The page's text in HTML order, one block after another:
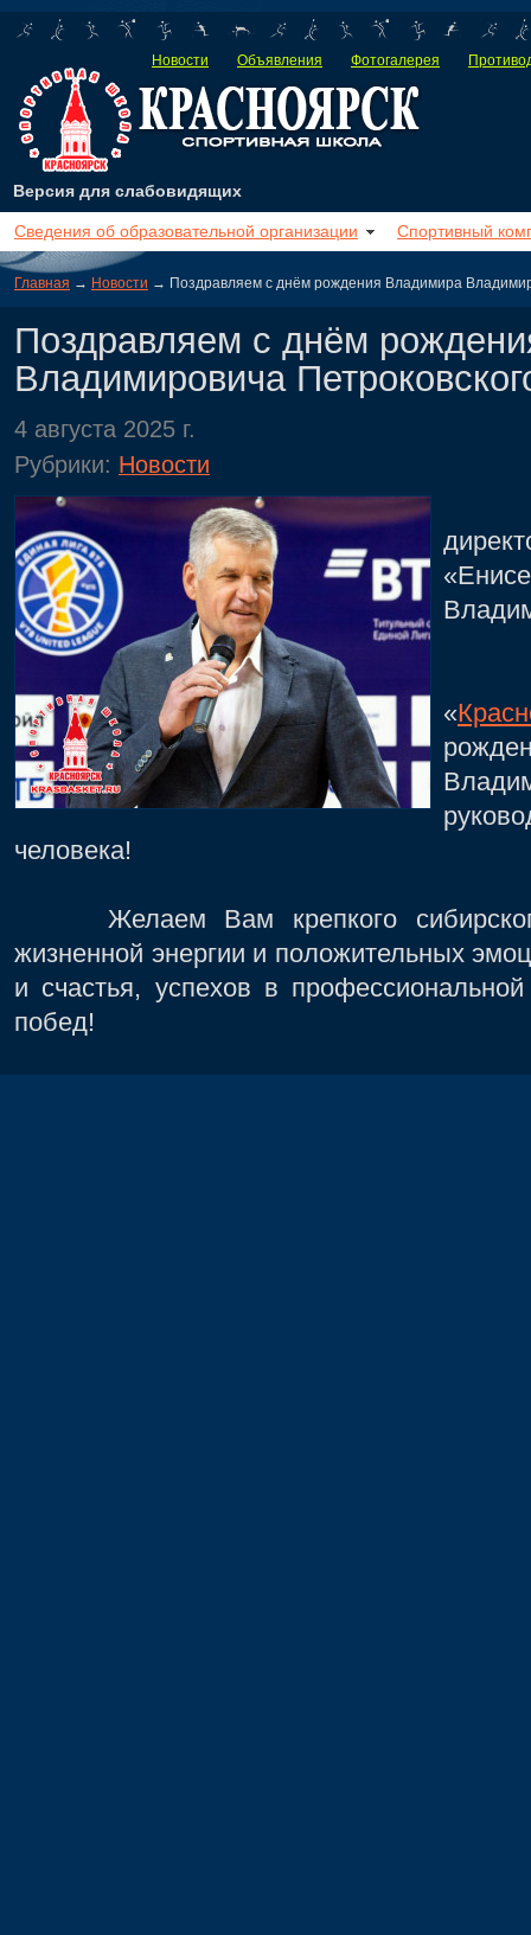
Новости Объявления Фотогалерея
Версия для слабовидящих
Сведения об образовательной организации Спортивный
Главная → Новости → Поздравляем с днём рождения Владимира
Поздравляем с днём
Владимировича
4 августа 2025 г.
Рубрики: Новости
«
человека!
Желаем Вам крепкого сибирского
жизненной энергии и положительных
и счастья, успехов в
побед!